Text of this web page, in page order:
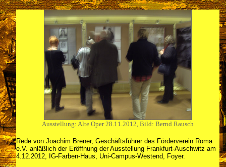
Ausstellung: Alte Oper 28.11.2012, Bild: Bernd Rausch
Rede von Joachim Brener, Geschäftsführer des Förderverein Roma
e.V. anläßlich der Eröffnung der Ausstellung Frankfurt-Auschwitz am
4.12.2012, IG-Farben-Haus, Uni-Campus-Westend, Foyer.